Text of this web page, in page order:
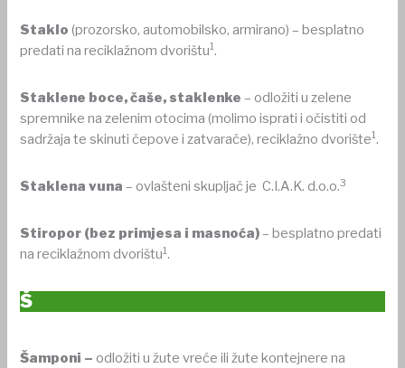
Staklo (prozorsko, automobilsko, armirano) – besplatno
predati na reciklažnom dvorištu1.
Staklene boce, čaše, staklenke – odložiti u zelene
spremnike na zelenim otocima (molimo isprati i očistiti od
sadržaja te skinuti čepove i zatvarače), reciklažno dvorište1.
Staklena vuna – ovlašteni skupljač je C.I.A.K. d.o.o.3
Stiropor (bez primjesa i masnoća)– besplatno predati
na reciklažnom dvorištu1.
Š
Šamponi – odložiti u žute vreće ili žute kontejnere na